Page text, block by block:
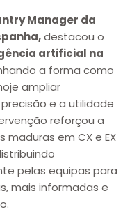
Manager da
destacou o
artificial na
a forma como
ampliar
e a utilidade
reforçou a
em CX e EX
pelas equipas para
mais informadas e